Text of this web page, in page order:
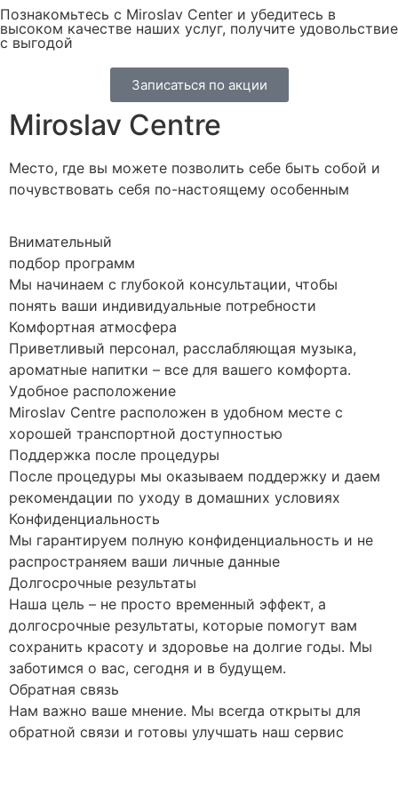
Познакомьтесь с Miroslav Сenter и убедитесь в
высоком качестве наших услуг, получите удовольствие
с выгодой
Записаться по акции
Miroslav Centre
Место, где вы можете позволить себе быть собой и
почувствовать себя по-настоящему особенным
Внимательный
подбор программ
Мы начинаем с глубокой консультации, чтобы
понять ваши индивидуальные потребности
Комфортная атмосфера
Приветливый персонал, расслабляющая музыка,
ароматные напитки – все для вашего комфорта.
Удобное расположение
Miroslav Centre расположен в удобном месте с
хорошей транспортной доступностью
Поддержка после процедуры
После процедуры мы оказываем поддержку и даем
рекомендации по уходу в домашних условиях
Конфиденциальность
Мы гарантируем полную конфиденциальность и не
распространяем ваши личные данные
Долгосрочные результаты
Наша цель – не просто временный эффект, а
долгосрочные результаты, которые помогут вам
сохранить красоту и здоровье на долгие годы. Мы
заботимся о вас, сегодня и в будущем.
Обратная связь
Нам важно ваше мнение. Мы всегда открыты для
обратной связи и готовы улучшать наш сервис